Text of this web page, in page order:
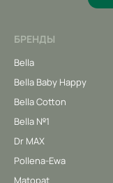
БРЕНДЫ
Bella
Bella Baby Happy
Bella Cotton
Bella №1
Dr MAX
Pollena-Ewa
Matopat